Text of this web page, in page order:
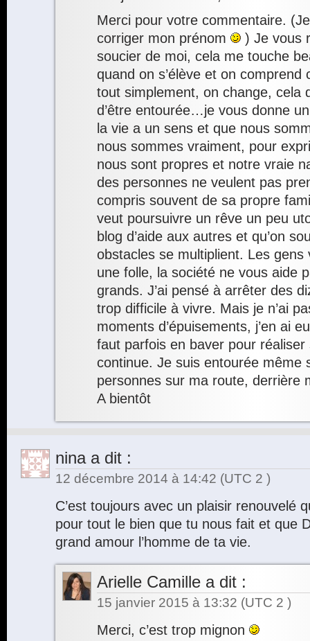
Merci pour votre commentaire.
corriger mon prénom
) Je vous
soucier de moi, cela me touche
quand on s’élève et on comprend
tout simplement, on change, cela
d’être entourée…je vous donne
la vie a un sens et que nous
nous sommes vraiment, pour
nous sont propres et notre vraie
des personnes ne veulent pas
compris souvent de sa propre
veut poursuivre un rêve un peu
blog d’aide aux autres et qu’on
obstacles se multiplient. Les gens
une folle, la société ne vous aide
grands. J’ai pensé à arrêter des
trop difficile à vivre. Mais je n’ai
moments d’épuisements, j’en ai
faut parfois en baver pour
continue. Je suis entourée même
personnes sur ma route, derrière
A bientôt
ninaa dit :
12 décembre 2014 à 14:42 (UTC 2 )
C’est toujours avec un plaisir renouvelé
pour tout le bien que tu nous fait et que
grand amour l’homme de ta vie.
Arielle Camille a dit :
15 janvier 2015 à 13:32 (UTC 2 )
Merci, c’est trop mignon